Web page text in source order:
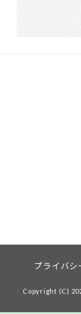
プライバシ
Copyright (C)